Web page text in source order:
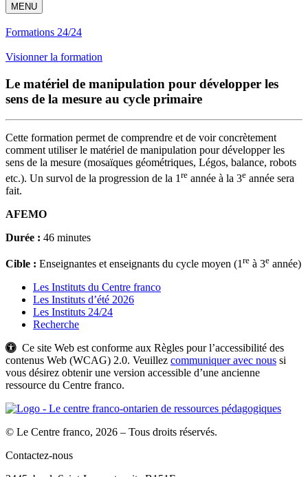
MENU
Formations 24/24
Visionner la formation
Le matériel de manipulation pour développer les
sens de la mesure au cycle primaire
Cette formation permet de comprendre et de voir concrètement
comment utiliser le matériel de manipulation pour développer les
sens de la mesure (mosaïques géométriques, Légos, balance, robots
etc.). Un survol de la progression de la 1 re année à la 3e année sera
fait.
AFEMO
Durée : 46 minutes
Cible : Enseignantes et enseignants du cycle moyen (1 re à 3e année)
Les Instituts du Centre franco
Les Instituts d’été 2026
Les Instituts 24/24
Recherche
Ce site Web est conforme aux Règles pour l’accessibilité des
contenus Web (WCAG) 2.0. Veuillez communiquer avec nous si
vous désirez obtenir une version accessible d’une ancienne
ressource du Centre franco.
© Le Centre franco, 2026 – Tous droits réservés.
Contactez-nous